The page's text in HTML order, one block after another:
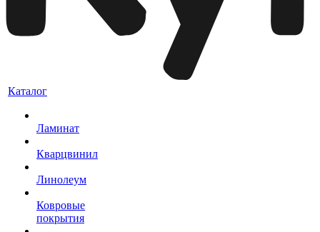
Каталог
Ламинат
Кварцвинил
Линолеум
Ковровые
покрытия